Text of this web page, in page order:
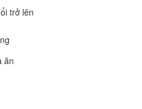
trở lên
ăn